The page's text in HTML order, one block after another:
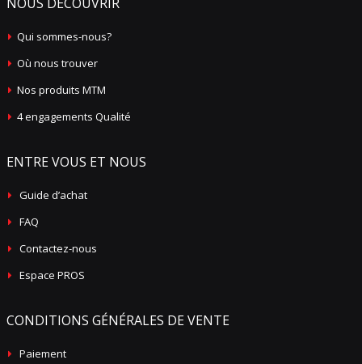
Qui sommes-nous?
Où nous trouver
Nos produits MTM
4 engagements Qualité
ENTRE VOUS ET NOUS
Guide d’achat
FAQ
Contactez-nous
Espace PROS
CONDITIONS GÉNÉRALES DE VENTE
Paiement